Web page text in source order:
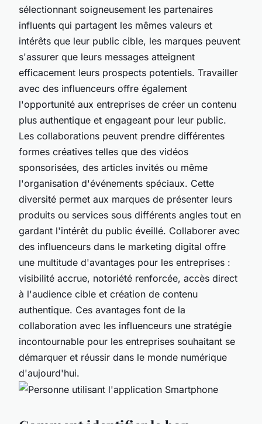
sélectionnant soigneusement les partenaires
influents qui partagent les mêmes valeurs et
intérêts que leur public cible, les marques peuvent
s'assurer que leurs messages atteignent
efficacement leurs prospects potentiels. Travailler
avec des influenceurs offre également
l'opportunité aux entreprises de créer un contenu
plus authentique et engageant pour leur public.
Les collaborations peuvent prendre différentes
formes créatives telles que des vidéos
sponsorisées, des articles invités ou même
l'organisation d'événements spéciaux. Cette
diversité permet aux marques de présenter leurs
produits ou services sous différents angles tout en
gardant l'intérêt du public éveillé. Collaborer avec
des influenceurs dans le marketing digital offre
une multitude d'avantages pour les entreprises :
visibilité accrue, notoriété renforcée, accès direct
à l'audience cible et création de contenu
authentique. Ces avantages font de la
collaboration avec les influenceurs une stratégie
incontournable pour les entreprises souhaitant se
démarquer et réussir dans le monde numérique
d'aujourd'hui.